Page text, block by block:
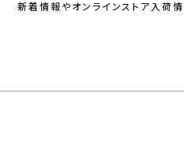
新着情報やオンラインストア入荷